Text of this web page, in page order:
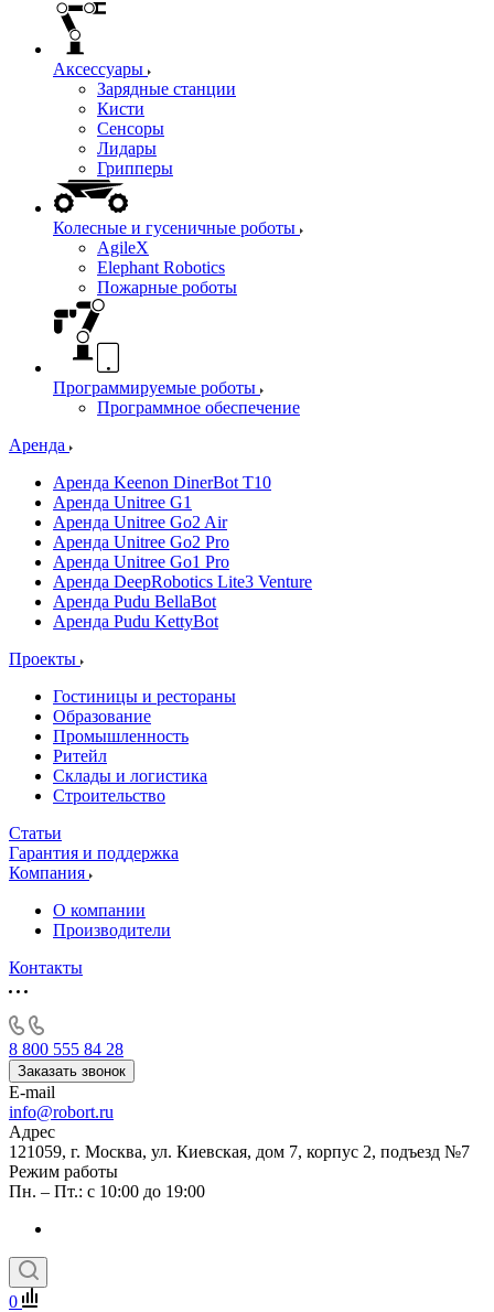
Аксессуары
Зарядные станции
Кисти
Сенсоры
Лидары
Грипперы
Колесные и гусеничные роботы
AgileX
Elephant Robotics
Пожарные роботы
Программируемые роботы
Программное обеспечение
Аренда
Аренда Keenon DinerBot T10
Аренда Unitree G1
Аренда Unitree Go2 Air
Аренда Unitree Go2 Pro
Аренда Unitree Go1 Pro
Аренда DeepRobotics Lite3 Venture
Аренда Pudu BellaBot
Аренда Pudu KettyBot
Проекты
Гостиницы и рестораны
Образование
Промышленность
Ритейл
Склады и логистика
Строительство
Статьи
Гарантия и поддержка
Компания
О компании
Производители
Контакты
8 800 555 84 28
Заказать звонок
E-mail
info@robort.ru
Адрес
121059, г. Москва, ул. Киевская, дом 7, корпус 2, подъезд №7
Режим работы
Пн. – Пт.: с 10:00 до 19:00
0